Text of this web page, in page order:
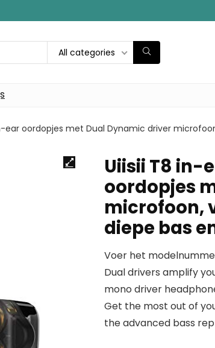
All categories
oordopjes met Dual Dynamic driver
Uiisii T8 in-
oordopjes
microfoon,
diepe bas
Voer het
Dual drivers amplify
mono driver
Get the most out of
the advanced bass